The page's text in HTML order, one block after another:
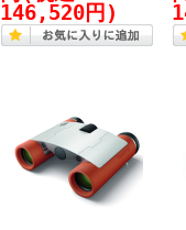
146,520円)